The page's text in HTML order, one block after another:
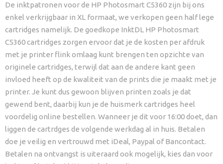
De inktpatronen voor de HP Photosmart C5360 zijn bij ons
enkel verkrijgbaar in XL formaat, we verkopen geen half lege
cartridges namelijk. De goedkope InktDL HP Photosmart
C5360 cartridges zorgen ervoor dat je de kosten per afdruk
met je printer flink omlaag kunt brengen ten opzichte van
originele cartridges, terwijl dat aan de andere kant geen
invloed heeft op de kwaliteit van de prints die je maakt met je
printer. Je kunt dus gewoon blijven printen zoals je dat
gewend bent, daarbij kun je de huismerk cartridges heel
voordelig online bestellen. Wanneer je dit voor 16:00 doet, dan
liggen de cartrdges de volgende werkdag al in huis. Betalen
doe je veilig en vertrouwd met iDeal, Paypal of Bancontact.
Betalen na ontvangst is uiteraard ook mogelijk, kies dan voor